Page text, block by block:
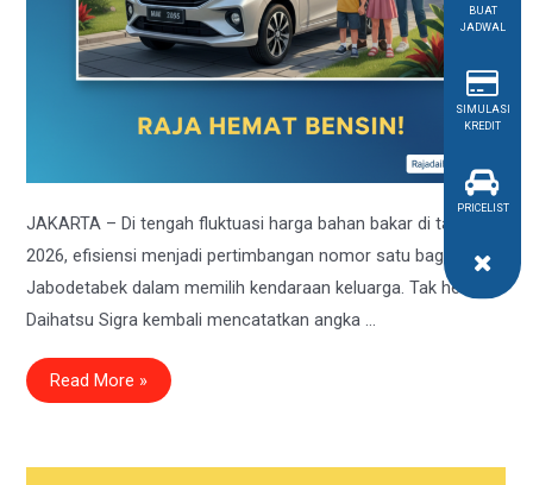
JAKARTA – Di tengah fluktuasi harga bahan bakar di tahun
2026, efisiensi menjadi pertimbangan nomor satu bagi warga
Jabodetabek dalam memilih kendaraan keluarga. Tak heran,
Daihatsu Sigra kembali mencatatkan angka …
Rahasia
Keluarga
Hemat
Sigra
Read More »
BUAT
JADWAL
SIMULASI
KREDIT
PRICELIST